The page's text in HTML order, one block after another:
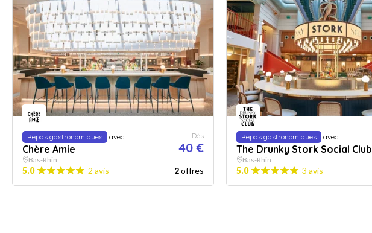
Repas gastronomiques avec
Chère Amie
Dès
40 €
Bas-Rhin
5.0 2 avis 2offres
Repas gastronomiques avec
The Drunky Stork Social Club
Bas-Rhin
5.0 3 avis